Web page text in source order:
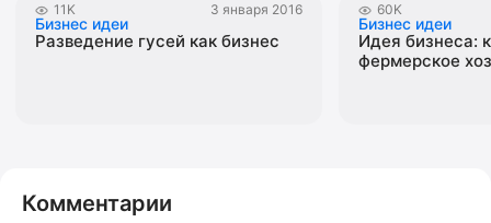
11K 3 января 2016
Бизнес идеи
Разведение гусей как бизнес
60K
Бизнес идеи
Идея бизнеса:
фермерское
Комментарии